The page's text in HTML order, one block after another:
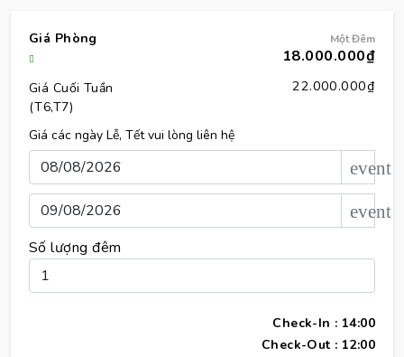
Giá Phòng Một Đêm
18.000.000₫
Giá Cuối Tuần
(T6,T7)
22.000.000₫
Giá các ngày Lễ, Tết vui lòng liên hệ
event
event
Số lượng đêm
Check-In : 14:00
Check-Out : 12:00